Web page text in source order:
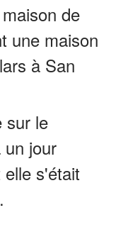
de
une maison
à San
sur le
jour
s'était